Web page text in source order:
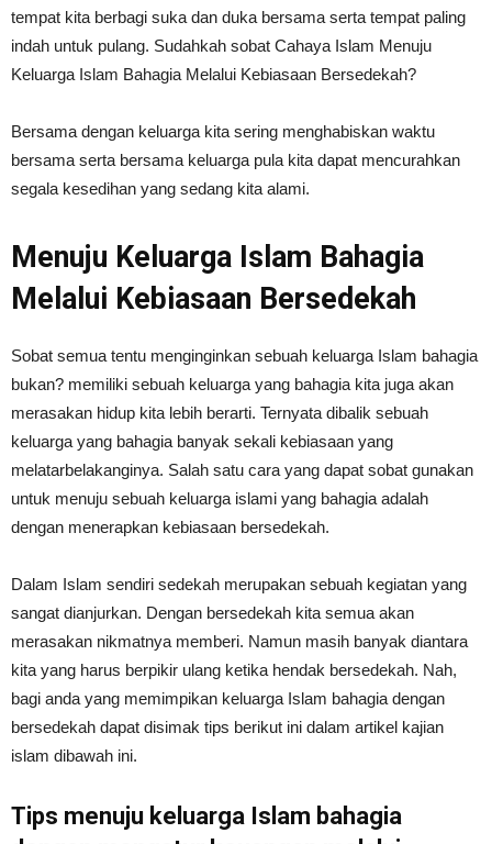
tempat kita berbagi suka dan duka bersama serta tempat paling
indah untuk pulang. Sudahkah sobat Cahaya Islam Menuju
Keluarga Islam Bahagia Melalui Kebiasaan Bersedekah?
Bersama dengan keluarga kita sering menghabiskan waktu
bersama serta bersama keluarga pula kita dapat mencurahkan
segala kesedihan yang sedang kita alami.
Menuju Keluarga Islam Bahagia
Melalui Kebiasaan Bersedekah
Sobat semua tentu menginginkan sebuah keluarga Islam bahagia
bukan? memiliki sebuah keluarga yang bahagia kita juga akan
merasakan hidup kita lebih berarti. Ternyata dibalik sebuah
keluarga yang bahagia banyak sekali kebiasaan yang
melatarbelakanginya. Salah satu cara yang dapat sobat gunakan
untuk menuju sebuah keluarga islami yang bahagia adalah
dengan menerapkan kebiasaan bersedekah.
Dalam Islam sendiri sedekah merupakan sebuah kegiatan yang
sangat dianjurkan. Dengan bersedekah kita semua akan
merasakan nikmatnya memberi. Namun masih banyak diantara
kita yang harus berpikir ulang ketika hendak bersedekah. Nah,
bagi anda yang memimpikan keluarga Islam bahagia dengan
bersedekah dapat disimak tips berikut ini dalam artikel kajian
islam dibawah ini.
Tips menuju keluarga Islam bahagia